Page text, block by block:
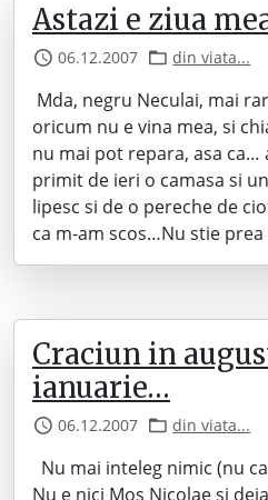
Astazi e ziua
06.12.2007 din viata...
Mda, negru Neculai, mai
oricum nu e vina mea, si
nu mai pot repara, asa ca…
primit de ieri o camasa si
lipesc si de o pereche de
ca m-am scos…Nu stie
Craciun in
ianuarie…
06.12.2007 din viata...
Nu mai inteleg nimic (nu
Nu e nici Mos Nicolae si